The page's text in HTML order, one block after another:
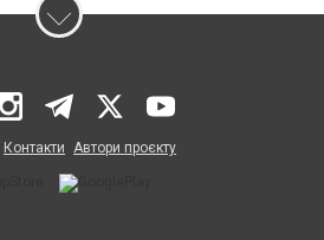
Контакти Автори проєкту